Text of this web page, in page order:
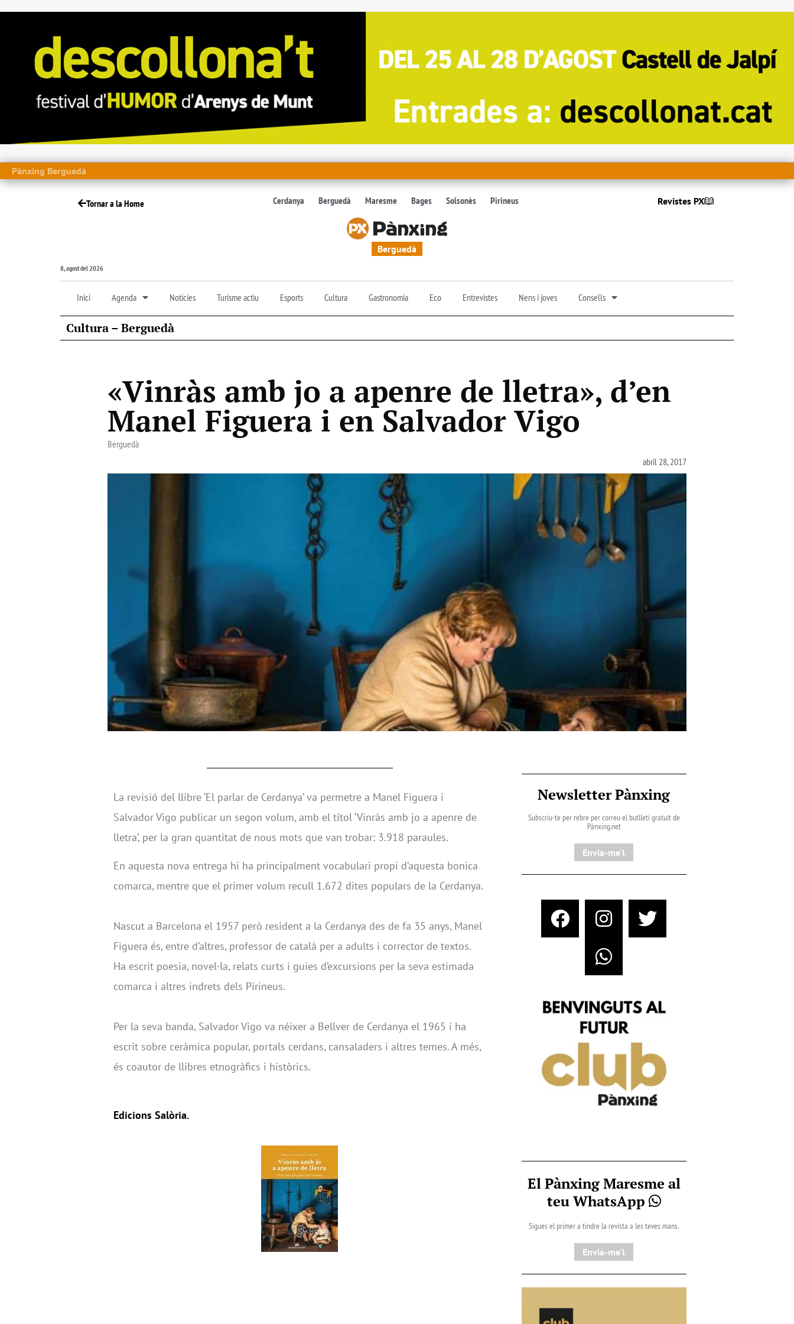
Pànxing Berguedà
Tornar a la Home Cerdanya Berguedà Maresme Bages Solsonès Pirineus Revistes PX
Berguedà
8, agost del 2026
Inici Agenda Notícies Turisme actiu Esports Cultura Gastronomia Eco Entrevistes Nens i joves Consells
Cultura – Berguedà
«Vinràs amb jo a apenre de lletra», d’en
Manel Figuera i en Salvador Vigo
Berguedà
abril 28, 2017
La revisió del llibre ‘El parlar de Cerdanya’ va permetre a Manel Figuera i
Salvador Vigo publicar un segon volum, amb el títol ‘Vinràs amb jo a apenre de
lletra’, per la gran quantitat de nous mots que van trobar: 3.918 paraules.
En aquesta nova entrega hi ha principalment vocabulari propi d’aquesta bonica
comarca, mentre que el primer volum recull 1.672 dites populars de la Cerdanya.
Nascut a Barcelona el 1957 però resident a la Cerdanya des de fa 35 anys, Manel
Figuera és, entre d’altres, professor de català per a adults i corrector de textos.
Ha escrit poesia, novel·la, relats curts i guies d’excursions per la seva estimada
comarca i altres indrets dels Pirineus.
Per la seva banda, Salvador Vigo va néixer a Bellver de Cerdanya el 1965 i ha
escrit sobre ceràmica popular, portals cerdans, cansaladers i altres temes. A més,
és coautor de llibres etnogràfics i històrics.
Edicions Salòria.
Newsletter Pànxing
Subscriu-te per rebre per correu el butlletí gratuït de
Pànxing.net​
Envia-me'l
El Pànxing Maresme al
teu WhatsApp
Sigues el primer a tindre la revista a les teves mans.
Envia-me'l